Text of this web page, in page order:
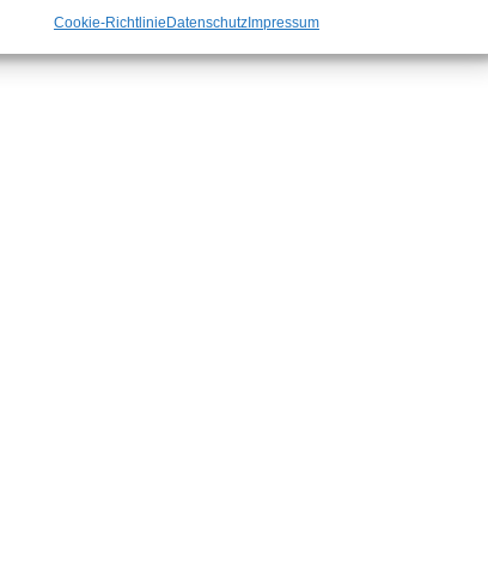
Cookie-RichtlinieDatenschutzImpressum